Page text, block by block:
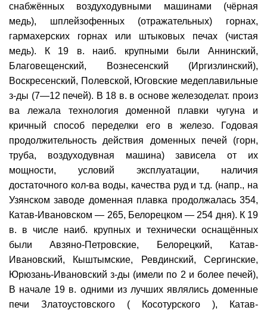
снабжённых воздуходувными машинами (чёрная
медь), шплейзофенных (отражательных) горнах,
гармахерских горнах или штыковых печах (чистая
медь). К 19 в. наиб. крупными были Аннинский,
Благовещенский, Вознесенский (Иргизлинский),
Воскресенский, Полевской, Юговские медеплавильные
з-ды (7—12 печей). В 18 в. в основе железоделат. произ
ва лежала технология доменной плавки чугуна и
кричный способ переделки его в железо. Годовая
продолжительность действия доменных печей (горн,
труба, воздуходувная машина) зависела от их
мощности, условий эксплуатации, наличия
достаточного кол-ва воды, качества руд и т.д. (напр., на
Узянском заводе доменная плавка продолжалась 354,
Катав-Ивановском — 265, Белорецком — 254 дня). К 19
в. в числе наиб. крупных и технически оснащённых
были Авзяно-Петровские, Белорецкий, Катав-
Ивановский, Кыштымские, Ревдинский, Сергинские,
Юрюзань-Ивановский з-ды (имели по 2 и более печей),
В начале 19 в. одними из лучших являлись доменные
печи Златоустовского ( Косотурского ), Катав-